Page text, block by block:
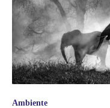
Ambiente